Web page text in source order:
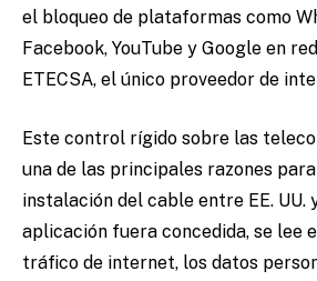
el bloqueo de plataformas como
Facebook, YouTube y Google en
ETECSA, el único proveedor de
Este control rígido sobre las
una de las principales razones
instalación del cable entre EE. UU.
aplicación fuera concedida, se lee
tráfico de internet, los datos